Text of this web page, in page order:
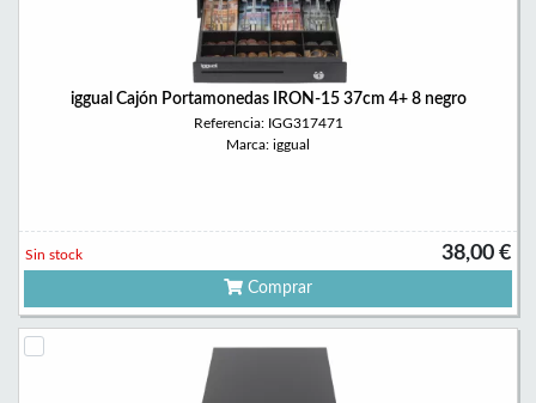
iggual Cajón Portamonedas IRON-15 37cm 4+ 8 negro
Referencia: IGG317471
Marca: iggual
38,00 €
Sin stock
Comprar